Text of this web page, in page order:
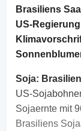
Brasiliens
US-
Soja:
US-
Sojaernte mit
Brasiliens